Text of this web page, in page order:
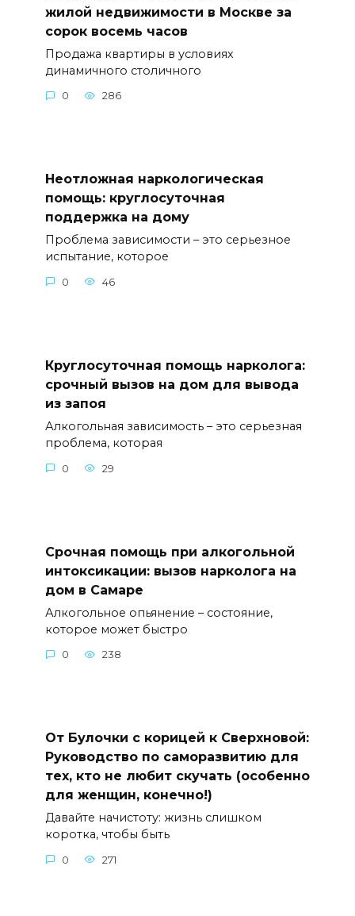
жилой недвижимости в Москве за
сорок восемь часов
Продажа квартиры в условиях
динамичного столичного
0 286
Неотложная наркологическая
помощь: круглосуточная
поддержка на дому
Проблема зависимости – это серьезное
испытание, которое
0 46
Круглосуточная помощь нарколога:
срочный вызов на дом для вывода
из запоя
Алкогольная зависимость – это серьезная
проблема, которая
0 29
Срочная помощь при алкогольной
интоксикации: вызов нарколога на
дом в Самаре
Алкогольное опьянение – состояние,
которое может быстро
0 238
От Булочки с корицей к Сверхновой:
Руководство по саморазвитию для
тех, кто не любит скучать (особенно
для женщин, конечно!)
Давайте начистоту: жизнь слишком
коротка, чтобы быть
0 271